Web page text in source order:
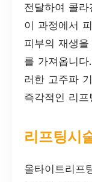
전달하여 콜
이 과정에서
피부의 재생
를 가져옵니
러한 고주파
즉각적인 리
리프팅시
올타이트리프